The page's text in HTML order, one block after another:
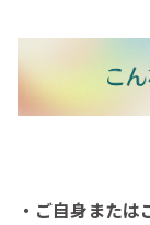
・ご自身また